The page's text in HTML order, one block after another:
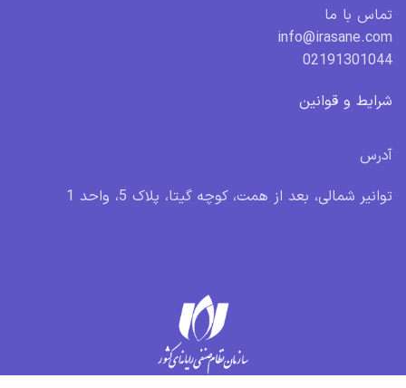
تماس با ما
info@irasane.com
02191301044
شرایط و قوانین
آدرس
توانیر شمالی، بعد از همت، کوچه گیتا، پلاک 5، واحد 1